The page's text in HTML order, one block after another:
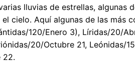
lluvias de estrellas, algunas
cielo. Aquí algunas de las más
120/Enero 3), Líridas/20/
20/Octubre 21, Leónidas/
22.